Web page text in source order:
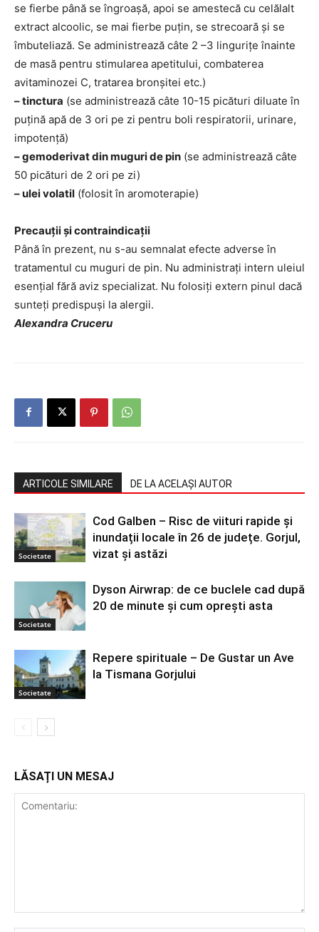
se fierbe până se îngroașă, apoi se amestecă cu celălalt
extract alcoolic, se mai fierbe puțin, se strecoară și se
îmbuteliază. Se administrează câte 2 –3 lingurițe înainte
de masă pentru stimularea apetitului, combaterea
avitaminozei C, tratarea bronșitei etc.)
– tinctura (se administrează câte 10-15 picături diluate în
puțină apă de 3 ori pe zi pentru boli respiratorii, urinare,
impotenţă)
– gemoderivat din muguri de pin (se administrează câte
50 picături de 2 ori pe zi)
– ulei volatil (folosit în aromoterapie)
Precauţii şi contraindicaţii
Până în prezent, nu s-au semnalat efecte adverse în
tratamentul cu muguri de pin. Nu administraţi intern uleiul
esenţial fără aviz specializat. Nu folosiţi extern pinul dacă
sunteţi predispuşi la alergii.
Alexandra Cruceru
ARTICOLE SIMILARE DE LA ACELAȘI AUTOR
Societate
Cod Galben – Risc de viituri rapide și
inundații locale în 26 de județe. Gorjul,
vizat și astăzi
Societate
Dyson Airwrap: de ce buclele cad după
20 de minute și cum oprești asta
Societate
Repere spirituale – De Gustar un Ave
la Tismana Gorjului
LĂSAȚI UN MESAJ